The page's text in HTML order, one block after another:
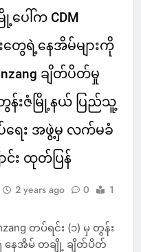
ပေါ်က CDM
တွေရဲ့နေအိမ်များကို
ချိတ်ပိတ်မှု
န်းဇံမြို့နယ် ပြည်သူ့
ရေး အဖွဲ့မှ လက်မခံ
င်း ထုတ်ပြန်
2 years ago 0
1
တပ်ရင်း (၁) မှ တွန်း
နေအိမ် တချို့ ချိတ်ပိတ်